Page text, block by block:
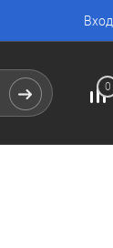
Вход
0